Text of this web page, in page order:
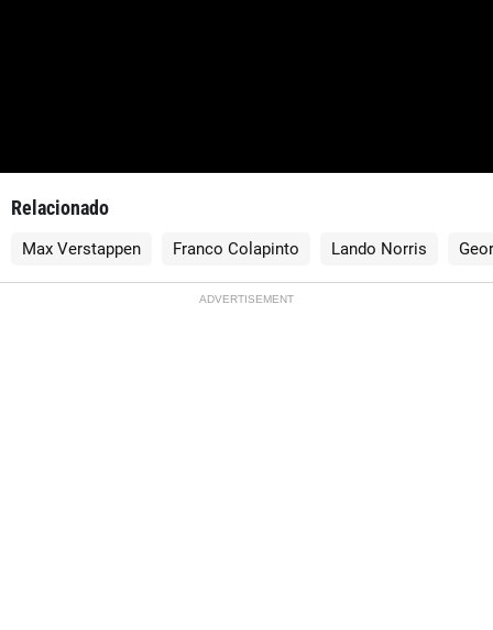
Relacionado
Max Verstappen Franco Colapinto Lando Norris
ADVERTISEMENT